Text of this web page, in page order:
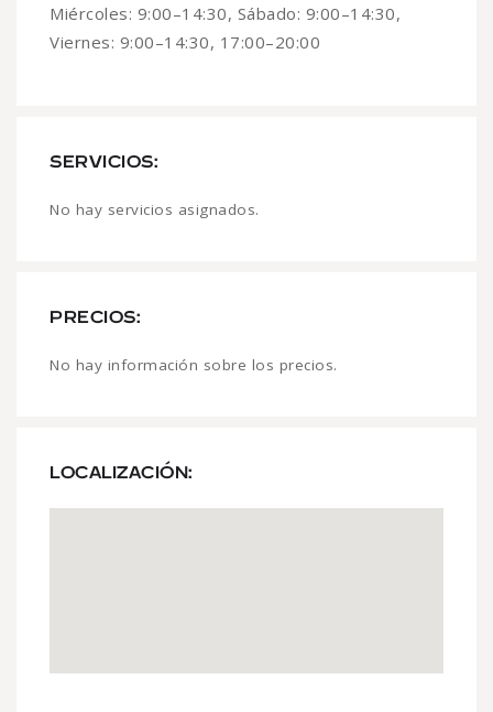
Miércoles: 9:00–14:30, Sábado: 9:00–14:30,
Viernes: 9:00–14:30, 17:00–20:00
SERVICIOS:
No hay servicios asignados.
PRECIOS:
No hay información sobre los precios.
LOCALIZACIÓN: